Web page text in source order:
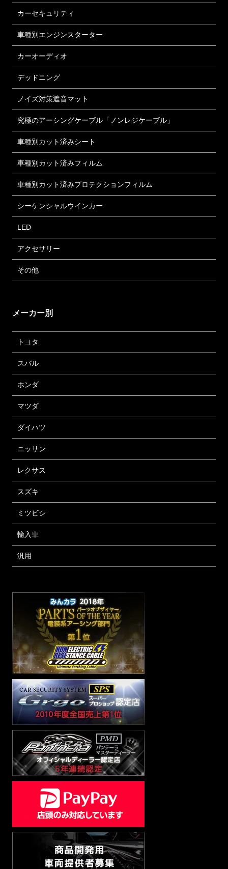
カーセキュリティ
車種別エンジンスターター
カーオーディオ
デッドニング
ノイズ対策遮音マット
究極のアーシングケーブル「ノンレジケーブル」
車種別カット済みシート
車種別カット済みフィルム
車種別カット済みプロテクションフィルム
シーケンシャルウインカー
LED
アクセサリー
その他
メーカー別
トヨタ
スバル
ホンダ
マツダ
ダイハツ
ニッサン
レクサス
スズキ
ミツビシ
輸入車
汎用